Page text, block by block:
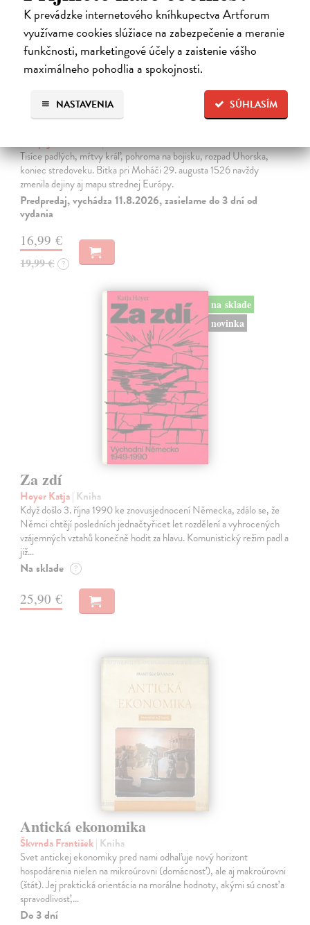
K prevádzke internetového kníhkupectva Artforum
využívame cookies slúžiace na zabezpečenie a meranie
funkčnosti, marketingové účely a zaistenie vášho
maximálneho pohodlia a spokojnosti.
SÚHLASÍM
NASTAVENIA
Moháč 1526. Bitka, ktorá zmenila
strednú Európu
Tisíce padlých, mŕtvy kráľ, pohroma na bojisku, rozpad Uhorska,
koniec stredoveku. Bitka pri Moháči 29. augusta 1526 navždy
zmenila dejiny aj mapu strednej Európy.
Predpredaj, vychádza 11.8.2026, zasielame do 3 dní od
vydania
16,99 €
19,99 € ?
na sklade
novinka
Za zdí
Hoyer Katja| Kniha
Když došlo 3. října 1990 ke znovusjednocení Německa, zdálo se, že
Němci chtějí posledních jednačtyřicet let rozdělení a vyhrocených
vzájemných vztahů konečně hodit za hlavu. Komunistický režim padl a
již…
Na sklade ?
25,90 €
Antická ekonomika
Škvrnda František| Kniha
Svet antickej ekonomiky pred nami odhaľuje nový horizont
hospodárenia nielen na mikroúrovni (domácnosť), ale aj makroúrovni
(štát). Jej praktická orientácia na morálne hodnoty, akými sú cnosť a
spravodlivosť,…
Do 3 dní